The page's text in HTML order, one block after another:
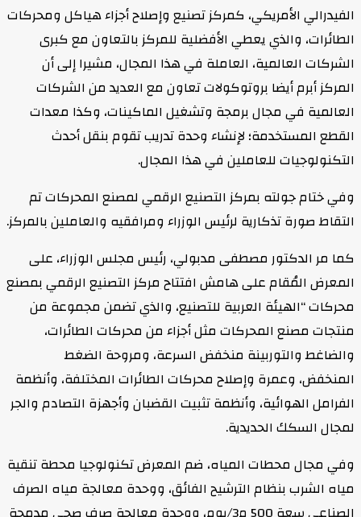
الفيدرالي الأمريكي، كمركز تصنيع وإصلاح أجزاء هياكل ومحركات
الطائرات، والذي يعطي الأفضلية للمركز بالتعاون مع كبرى
الشركات العالمية، العاملة في هذا المجال، مشيرا إلى أن
المركز أبرم أيضا بروتوكولات تعاون مع العديد من الشركات
العالمية في مجال برمجة وتشغيل الماكينات، وكذا معدات
القطع المستخدمة؛ لإنشاء وحدة تدريب تقوم بنقل أحدث
التكنولوجيات للعاملين في هذا المجال.
وفي ختام جولته بمركز التصنيع الرقمي لمصنع المحركات تم
التقاط صورة تذكارية لرئيس الوزراء ومرافقيه والعاملين بالمركز.
كما مر الدكتور مصطفى مدبولي، رئيس مجلس الوزراء، على
المعرض المُقام على هامش افتتاح مركز التصنيع الرقمي بمصنع
محركات “الهيئة العربية للتصنيع، والذي تضمن مجموعة من
منتجات مصنع المحركات مثل أجزاء من محركات الطائرات،
والضاغط والتوربينة منخفض السرعة، ومروحة الضغط
المنخفض، وعمرة وإصلاح محركات الطائرات المختلفة، وأنظمة
الفرامل الهوائية، وأنظمة تثبيت القضبان وأجهزة التصادم والجر
لمجال السكك الحديدية.
وفي مجال محطات المياه، ضم المعرض تكنولوجيا محطة تنقية
مياه الشرب بنظام الترشيح الفائق، ووحدة معالجة مياه الصرف